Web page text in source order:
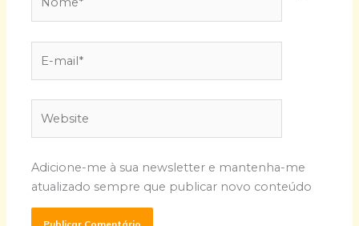
mail*
Adicione-me à sua newsletter e mantenha-me
atualizado sempre que publicar novo conteúdo